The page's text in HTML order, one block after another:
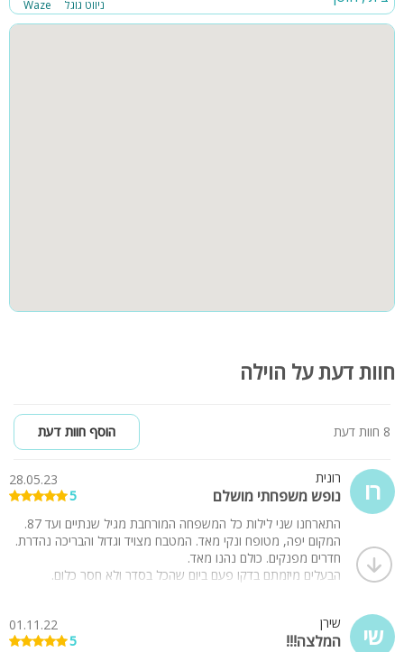
Waze ניווט גוגל
חוות דעת על הוילה
8 חוות דעת הוסף חוות דעת
רו רונית
נופש משפחתי מושלם
28.05.23
5
התארחנו שני לילות כל המשפחה המורחבת מגיל שנתיים ועד 87.
המקום יפה, מטופח ונקי מאד. המטבח מצויד וגדול והבריכה נהדרת.
חדרים מפנקים. כולם נהנו מאד.
הבעלים מיזמתם בדקו פעם ביום שהכל בסדר ולא חסר כלום.
שי שירן
המלצה!!!
01.11.22
5